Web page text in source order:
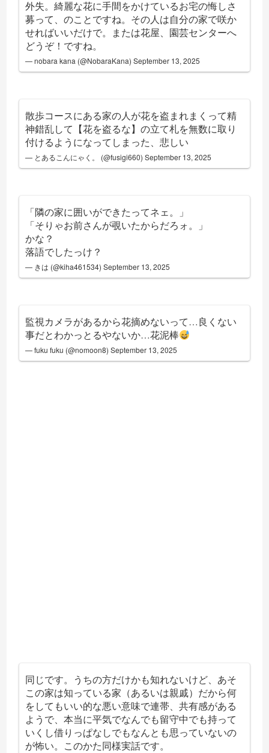
外失。綺麗な花に手間をかけているお宅の悔しさ
募って、のことですね。その人は自分の家で咲か
せればいいだけで。または花屋、園芸センターへ
どうぞ！ですね。
— nobara kana (@NobaraKana)September 13, 2025
散歩コースにある家の人が花を盗まれまくって精
神錯乱して【花を盗るな】の立て札を無数に取り
付けるようになってしまった、悲しい
— とあるこんにゃく。 (@fusigi660)September 13, 2025
「隣の家に囲いができたってネェ。」
「そりゃお前さんが覗いたからだろォ。」
かな？
落語でしたっけ？
— きは (@kiha461534)September 13, 2025
監視カメラがあるから花摘めないって…良くない
事だとわかっとるやないか…花泥棒
— fuku fuku (@nomoon8)September 13, 2025
同じです。うちの方だけかも知れないけど、あそ
この家は知っている家（あるいは親戚）だから何
をしてもいい的な悪い意味で連帯、共有感がある
ようで、本当に平気でなんでも留守中でも持って
いくし借りっぱなしでもなんとも思っていないの
が怖い。このかた同様実話です。